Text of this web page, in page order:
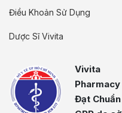
Điều Khoản Sử Dụng
Dược Sĩ Vivita
Vivita
Pharmacy
Đạt Chuẩn